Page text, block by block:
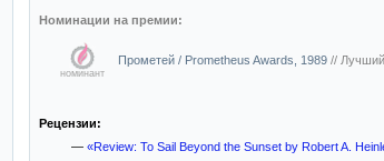
Номинации на премии:
номинант
Прометей / Prometheus Awards, 1989 //
Рецензии:
— «Review: To Sail Beyond the Sunset by Robert A.